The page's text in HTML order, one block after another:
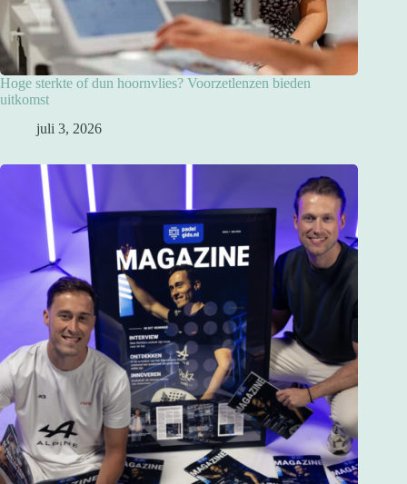
Hoge sterkte of dun hoornvlies? Voorzetlenzen bieden
uitkomst
juli 3, 2026